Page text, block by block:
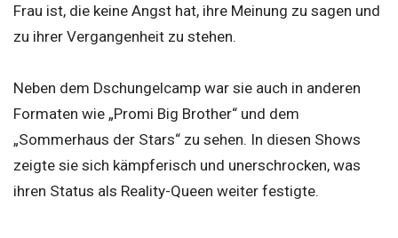
Frau ist, die keine Angst hat, ihre Meinung zu sagen und
zu ihrer Vergangenheit zu stehen.
Neben dem Dschungelcamp war sie auch in anderen
Formaten wie „Promi Big Brother“ und dem
„Sommerhaus der Stars“ zu sehen. In diesen Shows
zeigte sie sich kämpferisch und unerschrocken, was
ihren Status als Reality-Queen weiter festigte.